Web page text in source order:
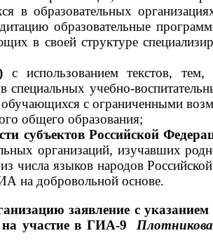
образовательных
образовательные
в своей структуре
с использованием текстов,
учебно-
с ограниченными
общего образования;
субъектов Российской
организаций, изучавших
числа языков народов
на добровольной основе.
заявление с
на участие в ГИА-9